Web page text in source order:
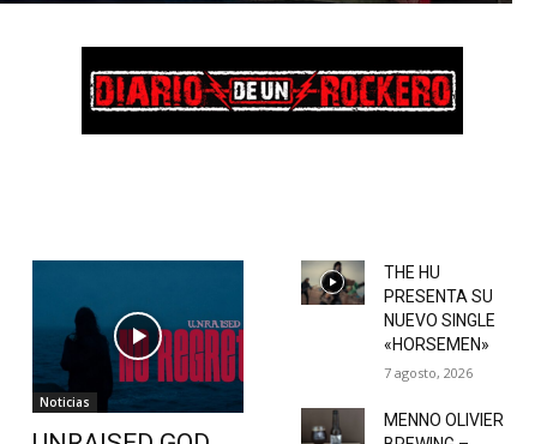
Noticias
THE HU
PRESENTA SU
NUEVO SINGLE
«HORSEMEN»
7 agosto, 2026
MENNO OLIVIER